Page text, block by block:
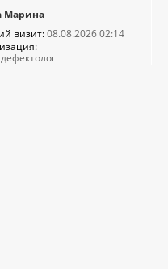
Марина
визит:08.08.2026 02:14